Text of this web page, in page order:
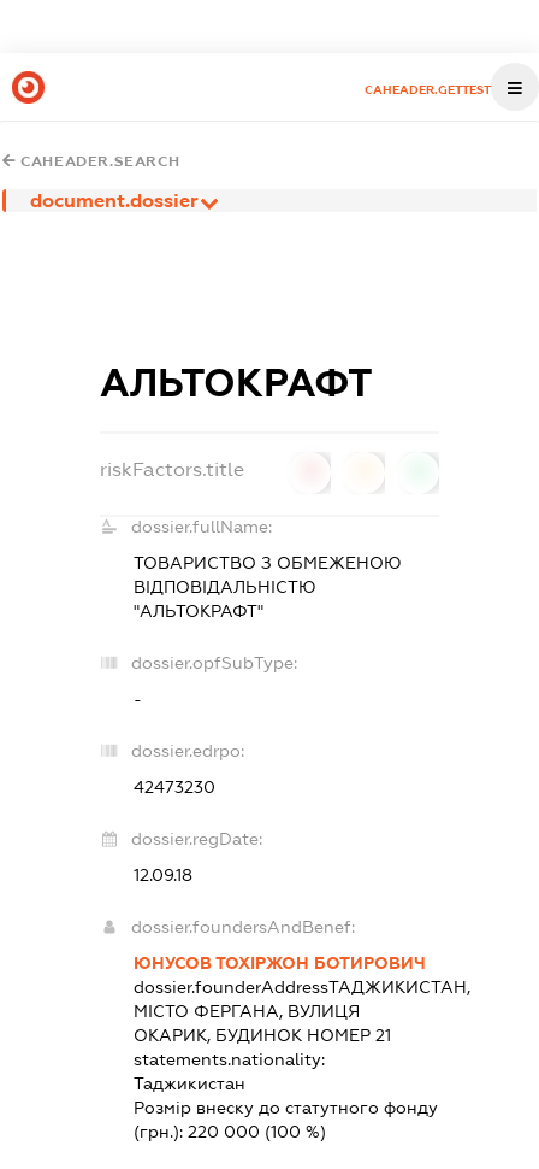
CAHEADER.GETTEST
CAHEADER.SEARCH
document.dossier
АЛЬТОКРАФТ
riskFactors.title
dossier.fullName:
ТОВАРИСТВО З ОБМЕЖЕНОЮ
ВІДПОВІДАЛЬНІСТЮ
"АЛЬТОКРАФТ"
dossier.opfSubType:
-
dossier.edrpo:
42473230
dossier.regDate:
12.09.18
dossier.foundersAndBenef:
ЮНУСОВ ТОХІРЖОН БОТИРОВИЧ
dossier.founderAddressТАДЖИКИСТАН,
МІСТО ФЕРГАНА, ВУЛИЦЯ
ОКАРИК, БУДИНОК НОМЕР 21
statements.nationality:
Таджикистан
Розмір внеску до статутного фонду
(грн.): 220 000 (100 %)